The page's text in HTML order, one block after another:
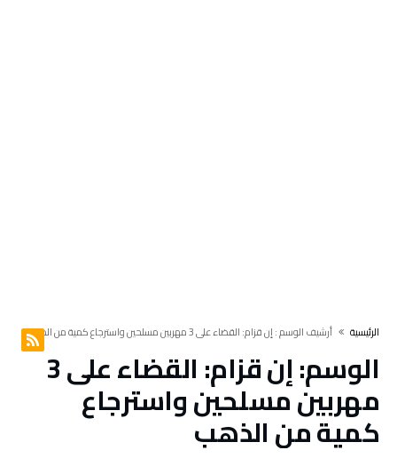
‫الرئيسية‬ ‫أرشيف الوسم :‬ إن قزام: القضاء على 3 مهربين مسلحين واسترجاع كمية من الذهب
الوسم: إن قزام: القضاء على 3
مهربين مسلحين واسترجاع
كمية من الذهب